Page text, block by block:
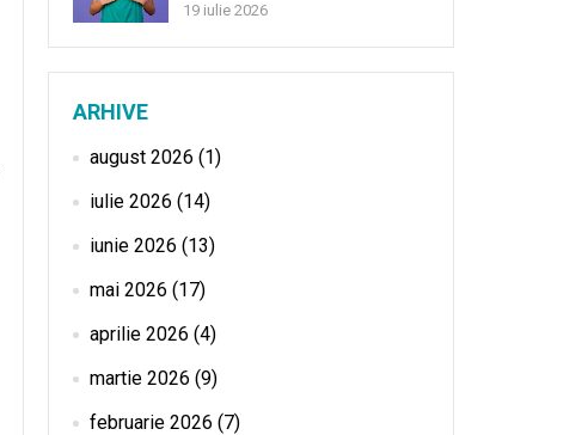
19 iulie 2026
ARHIVE
august 2026 (1)
iulie 2026 (14)
iunie 2026 (13)
mai 2026 (17)
aprilie 2026 (4)
martie 2026 (9)
februarie 2026 (7)